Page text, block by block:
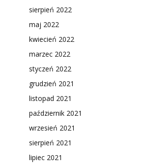
sierpień 2022
maj 2022
kwiecień 2022
marzec 2022
styczeń 2022
grudzień 2021
listopad 2021
październik 2021
wrzesień 2021
sierpień 2021
lipiec 2021